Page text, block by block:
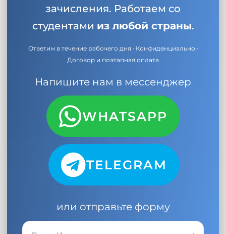
зачисления. Работаем со
студентами из любой страны.
Ответим в течение рабочего дня · Конфиденциально ·
Договор и поэтапная оплата
Напишите нам в мессенджер
WHATSAPP
TELEGRAM
или отправьте форму